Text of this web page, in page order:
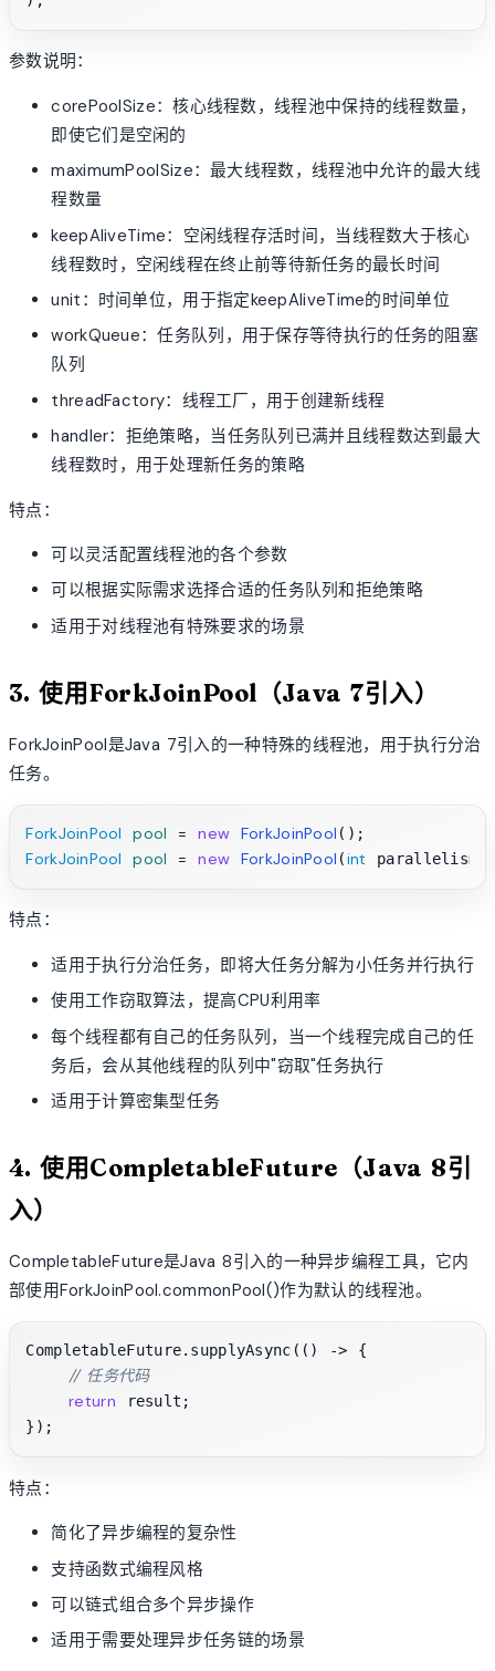
参数说明：
corePoolSize：核心线程数，线程池中保持的线程数量，
即使它们是空闲的
maximumPoolSize：最大线程数，线程池中允许的最大线
程数量
keepAliveTime：空闲线程存活时间，当线程数大于核心
线程数时，空闲线程在终止前等待新任务的最长时间
unit：时间单位，用于指定keepAliveTime的时间单位
workQueue：任务队列，用于保存等待执行的任务的阻塞
队列
threadFactory：线程工厂，用于创建新线程
handler：拒绝策略，当任务队列已满并且线程数达到最大
线程数时，用于处理新任务的策略
特点：
可以灵活配置线程池的各个参数
可以根据实际需求选择合适的任务队列和拒绝策略
适用于对线程池有特殊要求的场景
3. 使用ForkJoinPool（Java 7引入）
ForkJoinPool是Java 7引入的一种特殊的线程池，用于执行分治
任务。
ForkJoinPool pool = new ForkJoinPool
ForkJoinPool pool = new ForkJoinPool (int
特点：
适用于执行分治任务，即将大任务分解为小任务并行执行
使用工作窃取算法，提高CPU利用率
每个线程都有自己的任务队列，当一个线程完成自己的任
务后，会从其他线程的队列中"窃取"任务执行
适用于计算密集型任务
4. 使用CompletableFuture（Java 8引
入）
CompletableFuture是Java 8引入的一种异步编程工具，它内
部使用ForkJoinPool.commonPool()作为默认的线程池。
CompletableFuture.supplyAsync(() -> {
// 任务代码
return result;
特点：
简化了异步编程的复杂性
支持函数式编程风格
可以链式组合多个异步操作
适用于需要处理异步任务链的场景